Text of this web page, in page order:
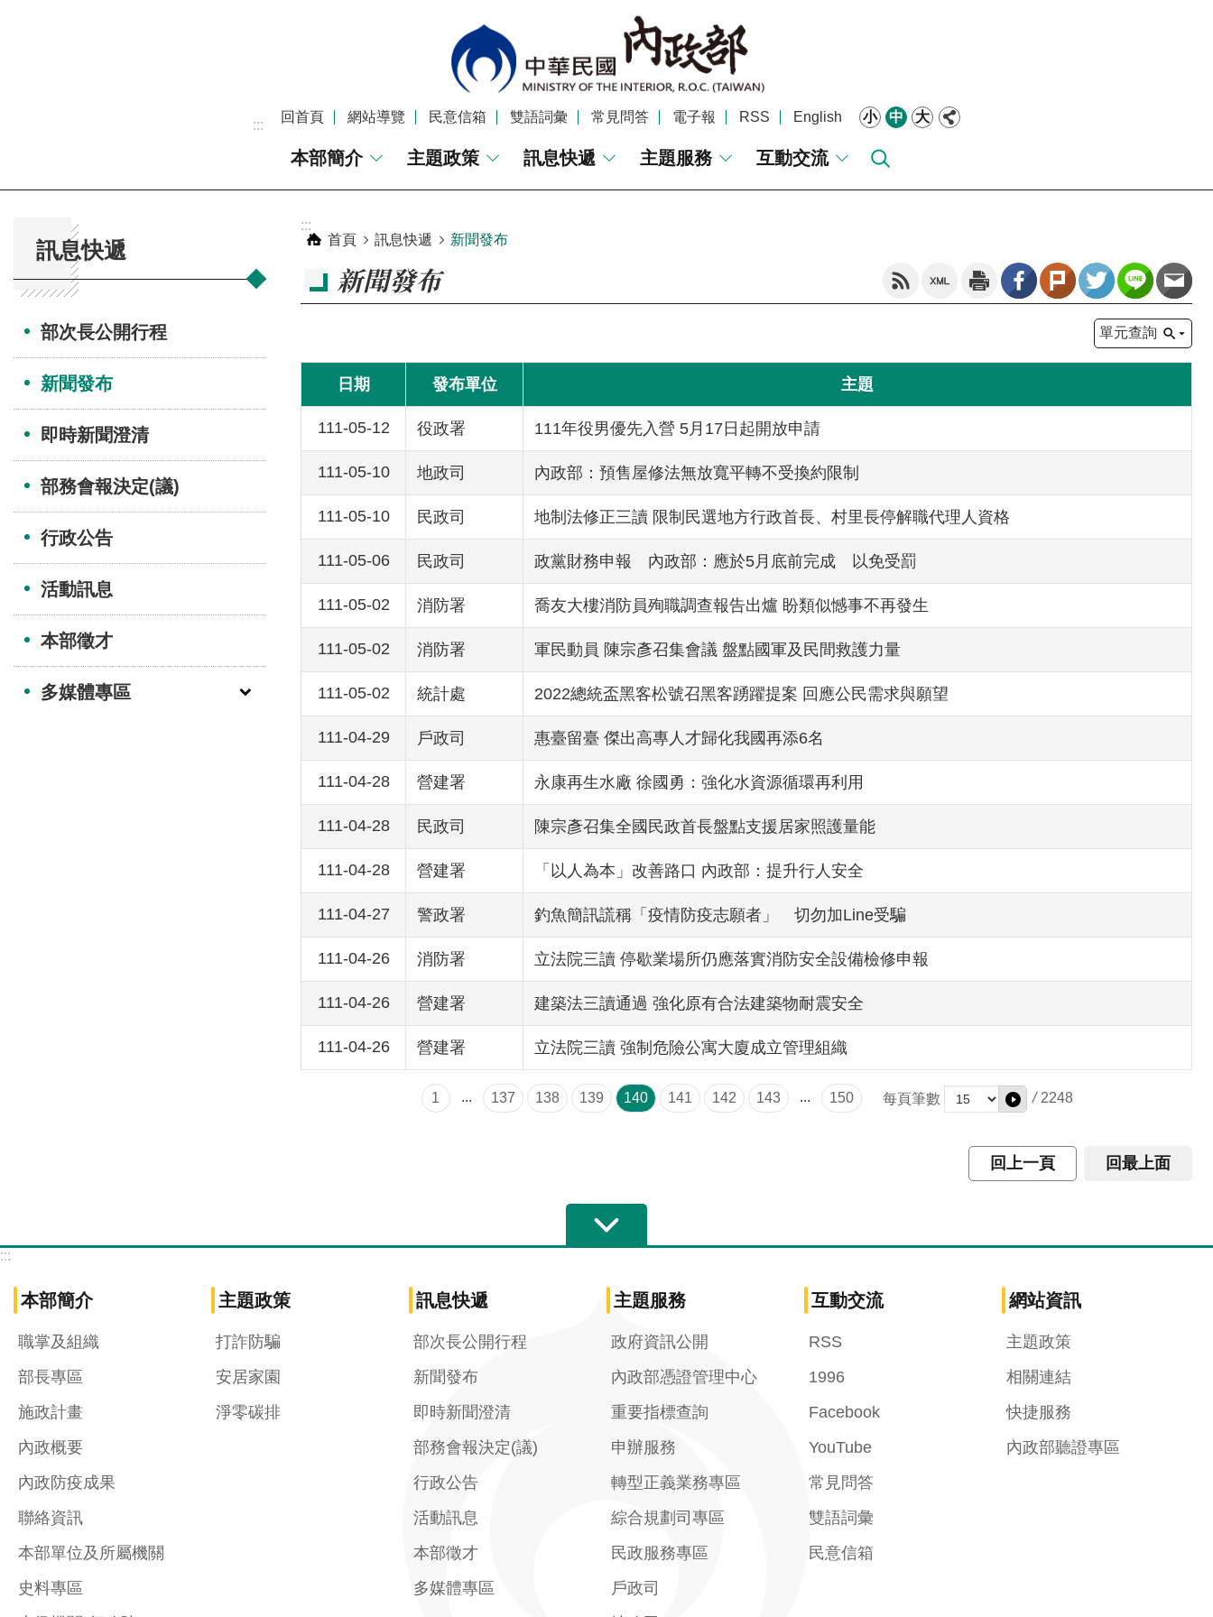
:::
回首頁 網站導覽 民意信箱 雙語詞彙 常見問答 電子報 RSS English 小 中 大
本部簡介 主題政策 訊息快遞 主題服務 互動交流
訊息快遞
部次長公開行程
新聞發布
即時新聞澄清
部務會報決定(議)
行政公告
活動訊息
本部徵才
多媒體專區
:::
首頁
訊息快遞 新聞發布
新聞發布
單元查詢
日期 發布單位 主題
111-05-12 役政署 111年役男優先入營 5月17日起開放申請
111-05-10 地政司 內政部：預售屋修法無放寬平轉不受換約限制
111-05-10 民政司 地制法修正三讀 限制民選地方行政首長、村里長停解職代理人資格
111-05-06 民政司 政黨財務申報 內政部：應於5月底前完成 以免受罰
111-05-02 消防署 喬友大樓消防員殉職調查報告出爐 盼類似憾事不再發生
111-05-02 消防署 軍民動員 陳宗彥召集會議 盤點國軍及民間救護力量
111-05-02 統計處 2022總統盃黑客松號召黑客踴躍提案 回應公民需求與願望
111-04-29 戶政司 惠臺留臺 傑出高專人才歸化我國再添6名
111-04-28 營建署 永康再生水廠 徐國勇：強化水資源循環再利用
111-04-28 民政司 陳宗彥召集全國民政首長盤點支援居家照護量能
111-04-28 營建署 「以人為本」改善路口 內政部：提升行人安全
111-04-27 警政署 釣魚簡訊謊稱「疫情防疫志願者」 切勿加Line受騙
111-04-26 消防署 立法院三讀 停歇業場所仍應落實消防安全設備檢修申報
111-04-26 營建署 建築法三讀通過 強化原有合法建築物耐震安全
111-04-26 營建署 立法院三讀 強制危險公寓大廈成立管理組織
1 ... 137 138 139 140 141 142 143 ... 150 每頁筆數 / 2248
回上一頁 回最上面
:::
本部簡介
職掌及組織
部長專區
施政計畫
內政概要
內政防疫成果
聯絡資訊
本部單位及所屬機關
史料專區
主題政策
打詐防騙
安居家園
淨零碳排
訊息快遞
部次長公開行程
新聞發布
即時新聞澄清
部務會報決定(議)
行政公告
活動訊息
本部徵才
多媒體專區
主題服務
政府資訊公開
內政部憑證管理中心
重要指標查詢
申辦服務
轉型正義業務專區
綜合規劃司專區
民政服務專區
戶政司
互動交流
RSS
1996
Facebook
YouTube
常見問答
雙語詞彙
民意信箱
網站資訊
主題政策
相關連結
快捷服務
內政部聽證專區